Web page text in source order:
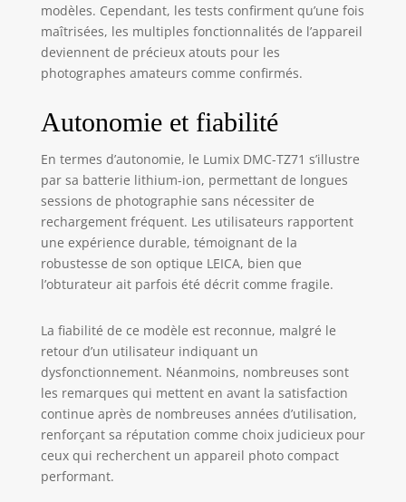
modèles. Cependant, les tests confirment qu’une fois
maîtrisées, les multiples fonctionnalités de l’appareil
deviennent de précieux atouts pour les
photographes amateurs comme confirmés.
Autonomie et fiabilité
En termes d’autonomie, le Lumix DMC-TZ71 s’illustre
par sa batterie lithium-ion, permettant de longues
sessions de photographie sans nécessiter de
rechargement fréquent. Les utilisateurs rapportent
une expérience durable, témoignant de la
robustesse de son optique LEICA, bien que
l’obturateur ait parfois été décrit comme fragile.
La fiabilité de ce modèle est reconnue, malgré le
retour d’un utilisateur indiquant un
dysfonctionnement. Néanmoins, nombreuses sont
les remarques qui mettent en avant la satisfaction
continue après de nombreuses années d’utilisation,
renforçant sa réputation comme choix judicieux pour
ceux qui recherchent un appareil photo compact
performant.